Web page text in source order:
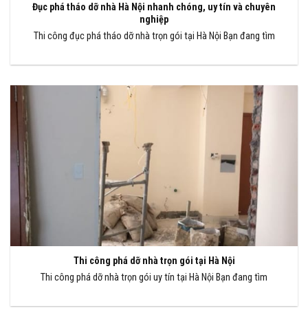
Đục phá tháo dỡ nhà Hà Nội nhanh chóng, uy tín và chuyên
nghiệp
Thi công đục phá tháo dỡ nhà trọn gói tại Hà Nội Bạn đang tìm
Thi công phá dỡ nhà trọn gói tại Hà Nội
Thi công phá dỡ nhà trọn gói uy tín tại Hà Nội Bạn đang tìm